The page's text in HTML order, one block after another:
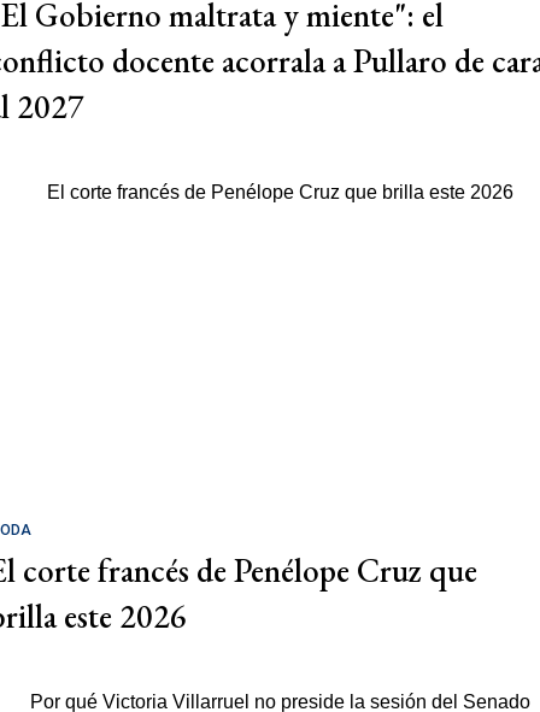
Gobierno maltrata y miente": el
docente acorrala a Pullaro de
2027
corte francés de Penélope Cruz que
este 2026